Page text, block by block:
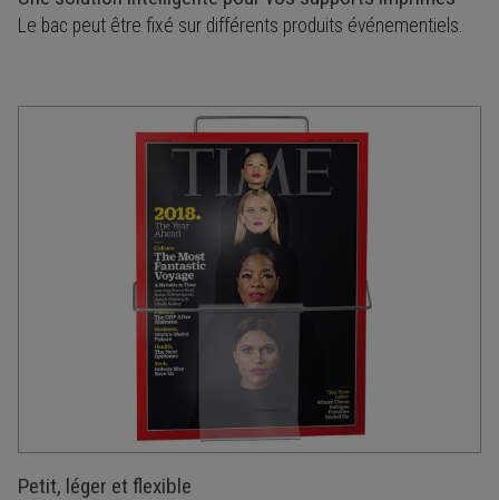
Le bac peut être fixé sur différents produits événementiels.
Petit, léger et flexible